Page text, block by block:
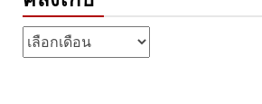
คลัง
เก็บ